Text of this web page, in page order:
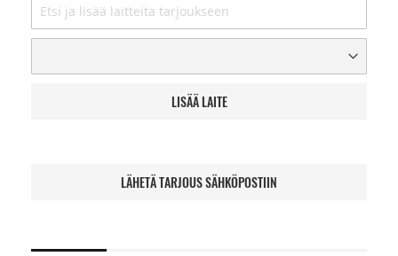
LISÄÄ LAITE
LÄHETÄ TARJOUS SÄHKÖPOSTIIN